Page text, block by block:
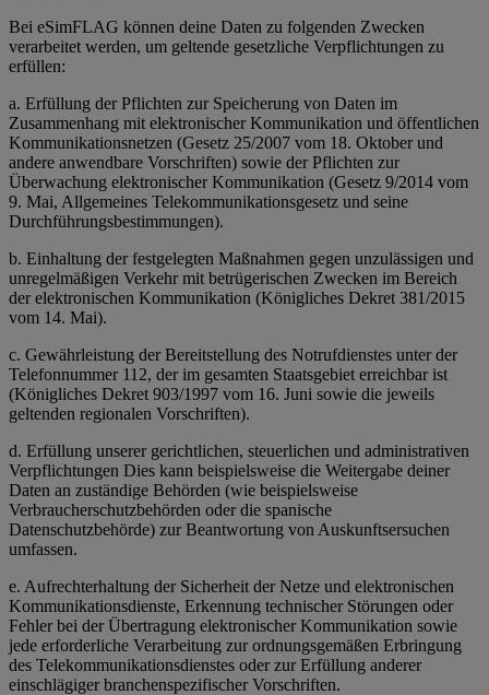
Bei eSimFLAG können deine Daten zu folgenden Zwecken
verarbeitet werden, um geltende gesetzliche Verpflichtungen zu
erfüllen:
a. Erfüllung der Pflichten zur Speicherung von Daten im
Zusammenhang mit elektronischer Kommunikation und öffentlichen
Kommunikationsnetzen (Gesetz 25/2007 vom 18. Oktober und
andere anwendbare Vorschriften) sowie der Pflichten zur
Überwachung elektronischer Kommunikation (Gesetz 9/2014 vom
9. Mai, Allgemeines Telekommunikationsgesetz und seine
Durchführungsbestimmungen).
b. Einhaltung der festgelegten Maßnahmen gegen unzulässigen und
unregelmäßigen Verkehr mit betrügerischen Zwecken im Bereich
der elektronischen Kommunikation (Königliches Dekret 381/2015
vom 14. Mai).
c. Gewährleistung der Bereitstellung des Notrufdienstes unter der
Telefonnummer 112, der im gesamten Staatsgebiet erreichbar ist
(Königliches Dekret 903/1997 vom 16. Juni sowie die jeweils
geltenden regionalen Vorschriften).
d. Erfüllung unserer gerichtlichen, steuerlichen und administrativen
Verpflichtungen Dies kann beispielsweise die Weitergabe deiner
Daten an zuständige Behörden (wie beispielsweise
Verbraucherschutzbehörden oder die spanische
Datenschutzbehörde) zur Beantwortung von Auskunftsersuchen
umfassen.
e. Aufrechterhaltung der Sicherheit der Netze und elektronischen
Kommunikationsdienste, Erkennung technischer Störungen oder
Fehler bei der Übertragung elektronischer Kommunikation sowie
jede erforderliche Verarbeitung zur ordnungsgemäßen Erbringung
des Telekommunikationsdienstes oder zur Erfüllung anderer
einschlägiger branchenspezifischer Vorschriften.